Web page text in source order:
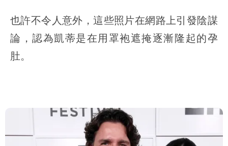
也許不令人意外，這些照片在網路上引發陰謀
論，認為凱蒂是在用罩袍遮掩逐漸隆起的孕
肚。